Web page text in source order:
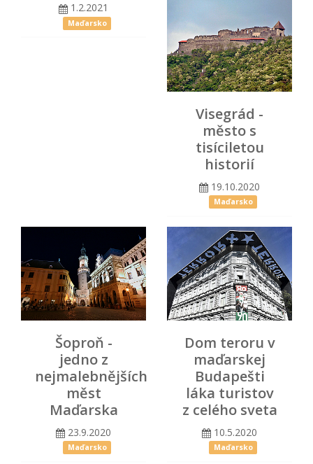
1.2.2021
Maďarsko
Visegrád -
město s
tisíciletou
historií
19.10.2020
Maďarsko
Šoproň -
jedno z
nejmalebnějších
měst
Maďarska
23.9.2020
Maďarsko
Dom teroru v
maďarskej
Budapešti
láka turistov
z celého sveta
10.5.2020
Maďarsko